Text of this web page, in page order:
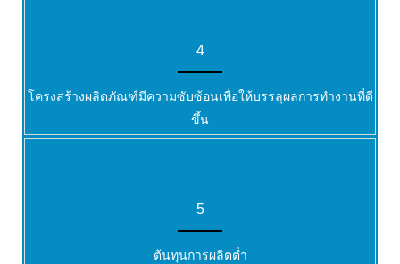
4
โครงสร้างผลิตภัณฑ์มีความซับซ้อนเพื่อให้บรรลุผลการทำงานที่ดี
ขึ้น
5
ต้นทุนการผลิตต่ำ